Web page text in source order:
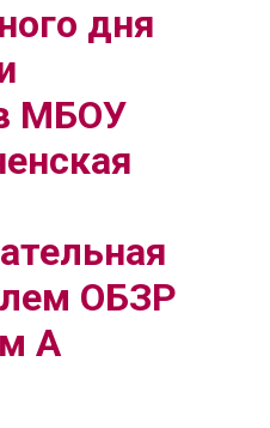
дня
МБОУ
ОБЗР
А